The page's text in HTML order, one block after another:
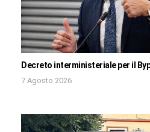
Decreto interministeriale per il
7 Agosto 2026